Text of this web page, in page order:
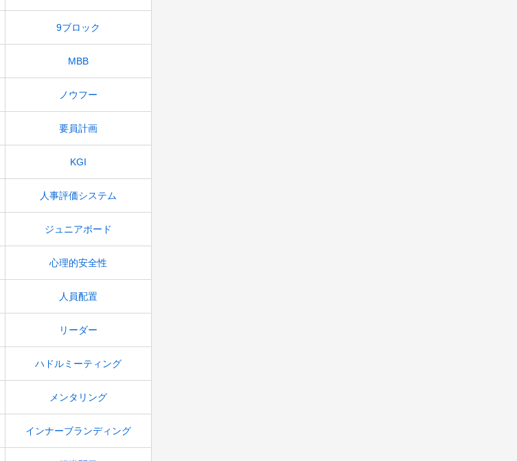
9ブロック
MBB
ノウフー
要員計画
KGI
人事評価システム
ジュニアボード
心理的安全性
人員配置
リーダー
ハドルミーティング
メンタリング
インナーブランディング